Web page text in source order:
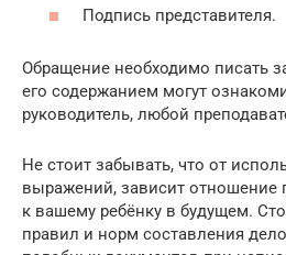
Подпись представителя.
Обращение необходимо писать
его содержанием могут
руководитель, любой
Не стоит забывать, что от
выражений, зависит отношение
к вашему ребёнку в будущем.
правил и норм составления